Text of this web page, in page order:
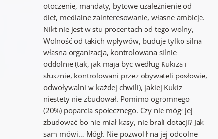
otoczenie, mandaty, bytowe uzależnienie od
diet, medialne zainteresowanie, własne ambicje.
Nikt nie jest w stu procentach od tego wolny,
Wolność od takich wpływów, buduje tylko silna
własna organizacja, kontrolowana silnie
oddolnie (tak, jak maja być według Kukiza i
słusznie, kontrolowani przez obywateli posłowie,
odwoływalni w każdej chwili), jakiej Kukiz
niestety nie zbudował. Pomimo ogromnego
(20%) poparcia społecznego. Czy nie mógł jej
zbudować bo nie miał kasy, nie brali dotacji? Jak
sam mówi… Mógł. Nie pozwolił na jej oddolne